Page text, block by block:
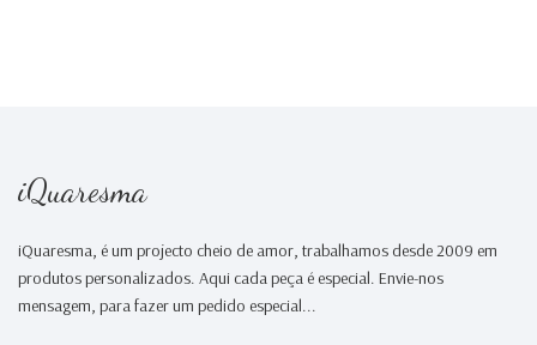
iQuaresma
iQuaresma, é um projecto cheio de amor, trabalhamos desde 2009 em
produtos personalizados. Aqui cada peça é especial. Envie-nos
mensagem, para fazer um pedido especial...